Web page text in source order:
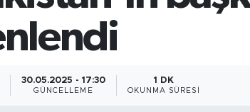
30.05.2025 - 17:30
GÜNCELLEME
1 DK
OKUNMA SÜRESI